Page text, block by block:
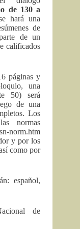
de 130 a
hará una
de
de un
calificados
páginas y
una
50) será
de una
Los
normas
norm.htm
y por los
como por
español,
de